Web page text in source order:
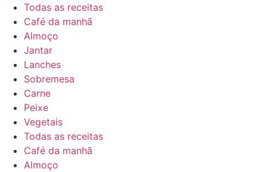
Todas as receitas
Café da manhã
Almoço
Jantar
Lanches
Sobremesa
Carne
Peixe
Vegetais
Todas as receitas
Café da manhã
Almoço